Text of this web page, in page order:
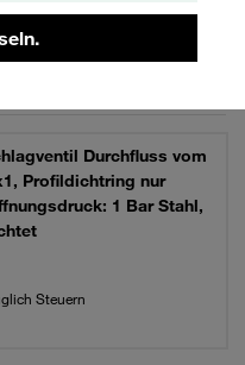
Durchfluss vom
Profildichtring nur
1 Bar Stahl,
Steuern